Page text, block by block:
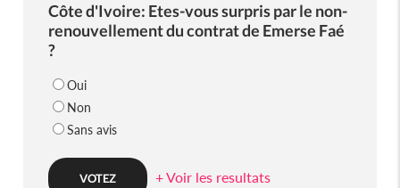
Côte d'Ivoire: Etes-vous surpris par le non-
renouvellement du contrat de Emerse Faé
?
Oui
Non
Sans avis
+ Voir les resultats